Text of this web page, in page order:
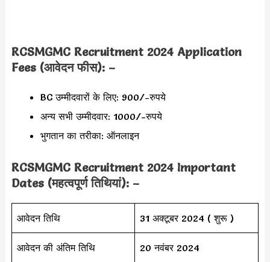
RCSMGMC Recruitment 2024 Application
Fees (आवेदन फीस): –
BC उम्मीदवारों के लिए: 900/-रुपये
अन्य सभी उम्मीदवार: 1000/-रुपये
भुगतान का तरीका: ऑनलाइन
RCSMGMC Recruitment 2024 Important
Dates (महत्वपूर्ण तिथियां): –
आवेदन तिथि 31 अक्टूबर 2024 ( शुरू )
आवेदन की अंतिम तिथि 20 नवंबर 2024